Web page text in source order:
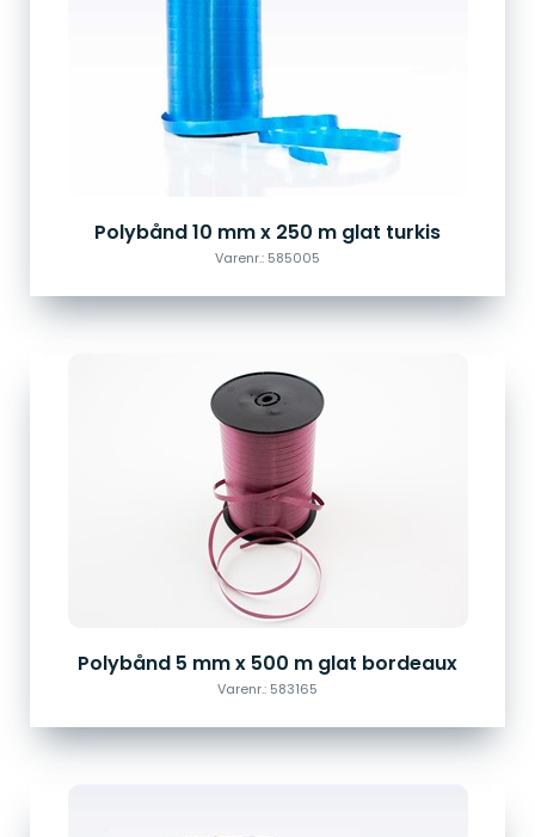
Polybånd 10 mm x 250 m glat turkis
Varenr.: 585005
Polybånd 5 mm x 500 m glat bordeaux
Varenr.: 583165